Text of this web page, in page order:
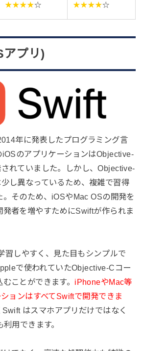
★★★★☆ ★★★★☆
プリ)
年に発表したプログラミング言
iOSのアプリケーションはObjective-
れていました。しかし、Objective-
し異なっているため、複雑で習得
。そのため、iOSやMac OSの開発を
発者を増やすためにSwiftが作られま
習しやすく、見た目もシンプルで
で使われていたObjective-Cコー
ことができます。 iPhoneやMac等
ョンはすべてSwiftで開発できま
はスマホアプリだけではなく
用できます。